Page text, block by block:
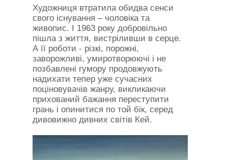
Художниця втратила обидва сенси
свого існування – чоловіка та
живопис. І 1963 року добровільно
пішла з життя, вистріливши в серце.
А її роботи - різкі, порожні,
заворожливі, умиротворюючі і не
позбавлені гумору продовжують
надихати тепер уже сучасних
поціновувачів жанру, викликаючи
прихований бажання переступити
грань і опинитися по той бік, серед
дивовижно дивних світів Кей.